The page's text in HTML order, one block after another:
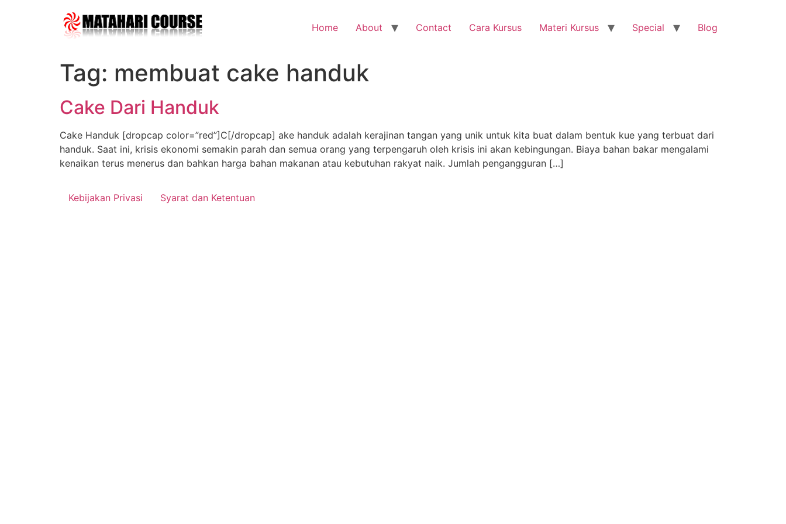
Home About Contact Cara Kursus Materi Kursus Special Blog
Tag: membuat cake handuk
Cake Dari Handuk
Cake Handuk [dropcap color=”red”]C[/dropcap] ake handuk adalah kerajinan tangan yang unik untuk kita buat dalam bentuk kue yang terbuat dari
handuk. Saat ini, krisis ekonomi semakin parah dan semua orang yang terpengaruh oleh krisis ini akan kebingungan. Biaya bahan bakar mengalami
kenaikan terus menerus dan bahkan harga bahan makanan atau kebutuhan rakyat naik. Jumlah pengangguran […]
Kebijakan Privasi Syarat dan Ketentuan